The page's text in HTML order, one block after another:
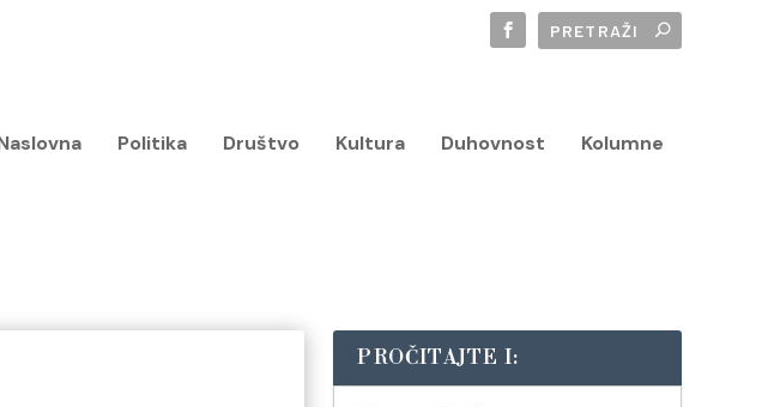
Politika Društvo Kultura Duhovnost Kolumne
PROČITAJTE I: